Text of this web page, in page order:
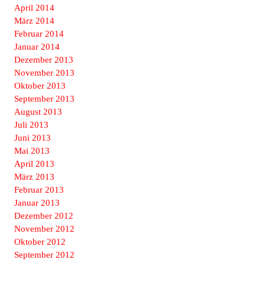
April 2014
März 2014
Februar 2014
Januar 2014
Dezember 2013
November 2013
Oktober 2013
September 2013
August 2013
Juli 2013
Juni 2013
Mai 2013
April 2013
März 2013
Februar 2013
Januar 2013
Dezember 2012
November 2012
Oktober 2012
September 2012